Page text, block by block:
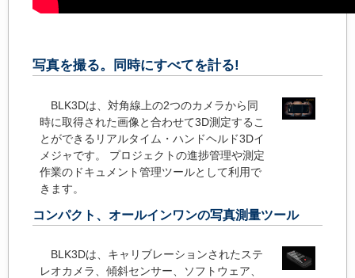
写真を撮る。同時にすべてを計る!
BLK3Dは、対角線上の2つのカメラから同
時に取得された画像と合わせて3D測定するこ
とができるリアルタイム・ハンドヘルド3Dイ
メジャです。 プロジェクトの進捗管理や測定
作業のドキュメント管理ツールとして利用で
きます。
コンパクト、オールインワンの写真測量ツール
BLK3Dは、キャリブレーションされたステ
レオカメラ、傾斜センサー、ソフトウェア、